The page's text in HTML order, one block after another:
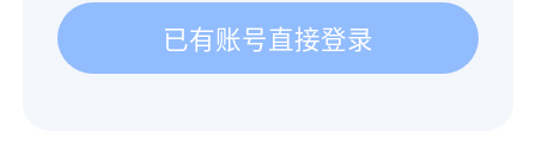
已有账号直接登录